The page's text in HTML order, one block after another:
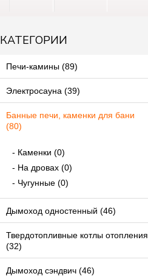
КАТЕГОРИИ
Печи-камины (89)
Электросауна (39)
Банные печи, каменки для бани
(80)
Каменки (0)
На дровах (0)
Чугунные (0)
Дымоход одностенный (46)
Твердотопливные котлы отопления
(32)
Дымоход сэндвич (46)